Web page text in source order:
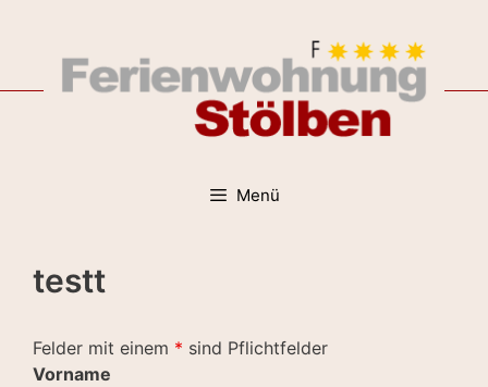
springen
Menü
testt
Felder mit einem * sind Pflichtfelder
Vorname